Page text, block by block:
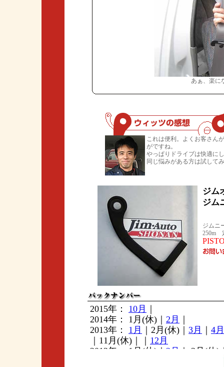
あぁ、楽に
これは便利。よくお客さん
がですね。
やっぱりドライブは快適に
同じ悩みがある方は試して
ジム
ジム
ジムニ
250m